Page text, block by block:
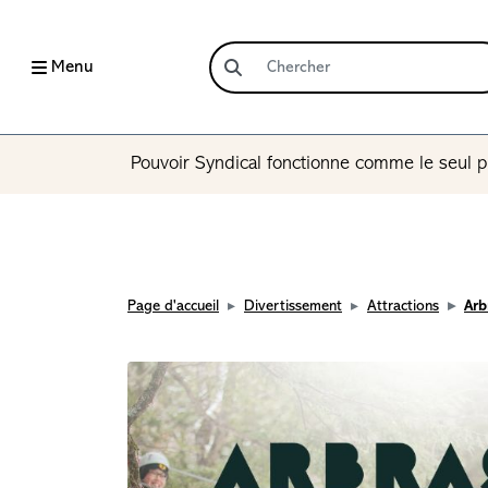
Menu
Pouvoir Syndical fonctionne comme le seul
Page d'accueil Divertissement Attractions